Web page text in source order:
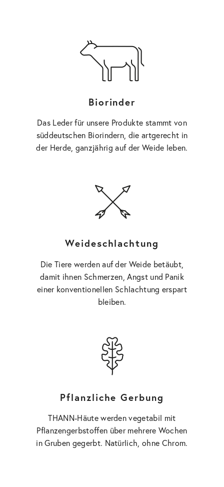
Biorinder
Das Leder für unsere Produkte stammt von
süddeutschen Biorindern, die artgerecht in
der Herde, ganzjährig auf der Weide leben.
Weide­schlachtung
Die Tiere werden auf der Weide betäubt,
damit ihnen Schmerzen, Angst und Panik
einer konventionellen Schlachtung erspart
bleiben.
Pflanzliche Gerbung
THANN-Häute werden vegetabil mit
Pflanzengerbstoffen über mehrere Wochen
in Gruben gegerbt. Natürlich, ohne Chrom.